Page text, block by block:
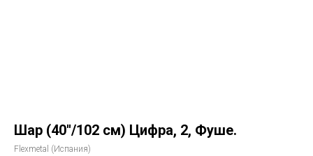
Шар (40''/102 см) Цифра, 2, Фуше.
Flexmetal (Испания)